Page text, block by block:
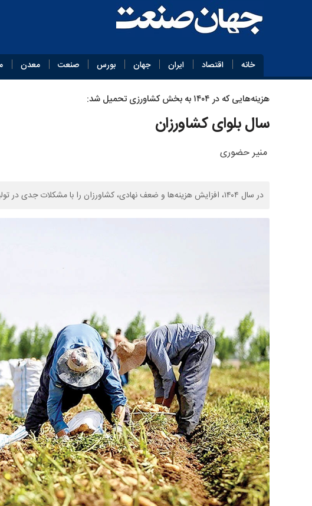
خانه اقتصاد ایران جهان بورس صنعت معدن
هزینه‌هایی که در ۱۴۰۴ به بخش کشاورزی تحمیل شد:
سال بلوای کشاورزان
منیر حضوری
در سال ۱۴۰۴، افزایش هزینه‌ها و ضعف نهادی، کشاورزان را با مشکلات جدی در تولید و تامین امنیت غذایی مواجه کرد.